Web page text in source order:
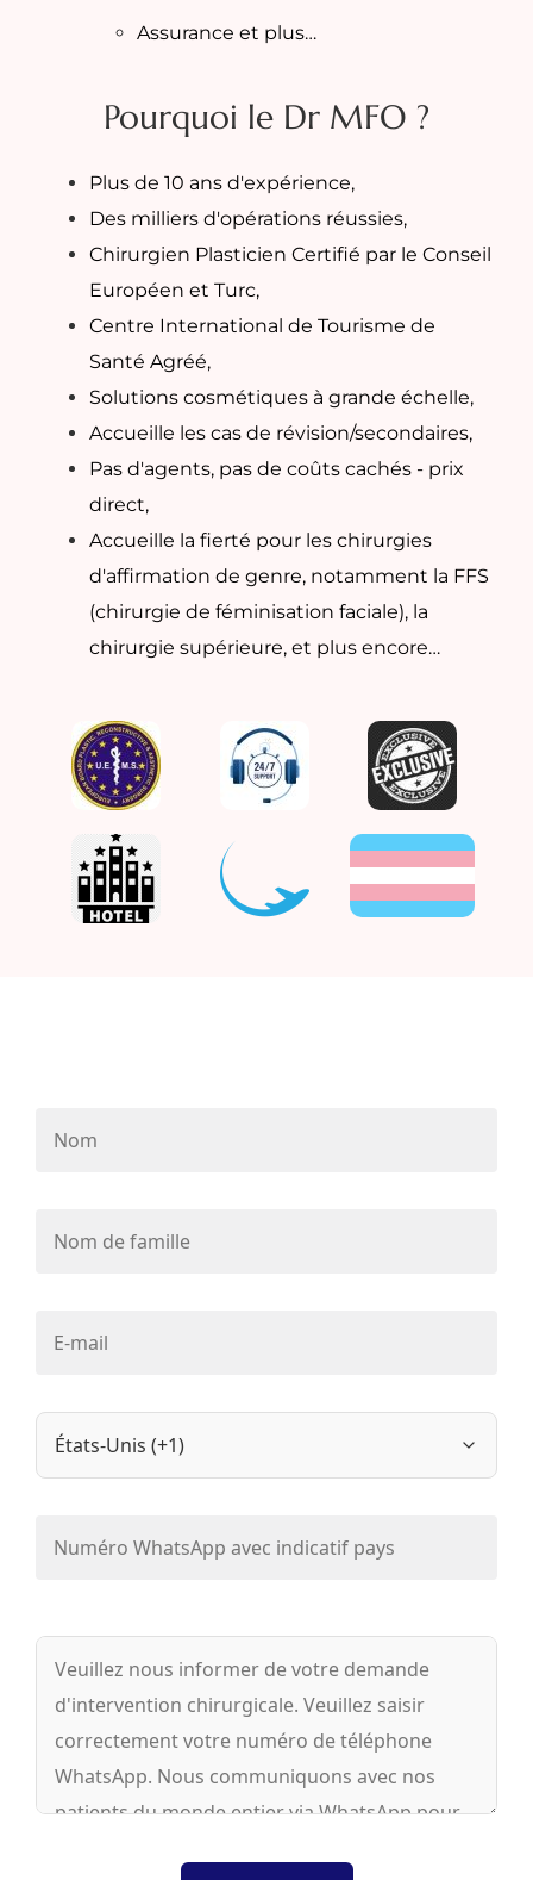
Assurance et plus…
Pourquoi le Dr MFO ?
Plus de 10 ans d'expérience,
Des milliers d'opérations réussies,
Chirurgien Plasticien Certifié par le Conseil
Européen et Turc,
Centre International de Tourisme de
Santé Agréé,
Solutions cosmétiques à grande échelle,
Accueille les cas de révision/secondaires,
Pas d'agents, pas de coûts cachés - prix
direct,
Accueille la fierté pour les chirurgies
d'affirmation de genre, notamment la FFS
(chirurgie de féminisation faciale), la
chirurgie supérieure, et plus encore…